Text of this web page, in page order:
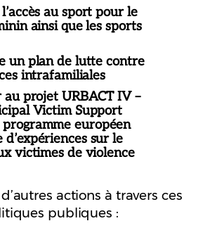
au sport pour le
ainsi que les sports
un plan de lutte contre
intrafamiliales
projet URBACT IV –
Victim Support
européen
d’expériences sur le
victimes de violence
actions à travers ces
publiques :